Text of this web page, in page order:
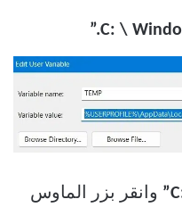
وانقر بزر الماوس